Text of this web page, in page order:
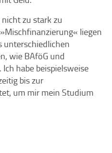
zu stark zu
liegen
unterschiedlichen
wie BAföG und
habe beispielsweise
bis zur
um mir mein Studium